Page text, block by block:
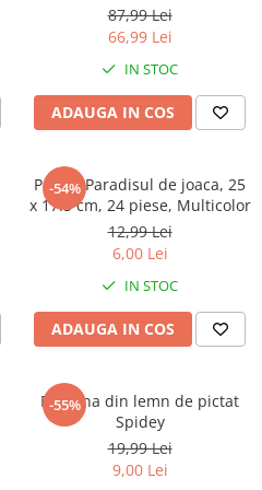
87,99 Lei
66,99 Lei
IN STOC
ADAUGA IN COS
-54%
Puzzle Paradisul de joaca, 25
x 17.5 cm, 24 piese, Multicolor
12,99 Lei
6,00 Lei
IN STOC
ADAUGA IN COS
-55%
Figurina din lemn de pictat
Spidey
19,99 Lei
9,00 Lei